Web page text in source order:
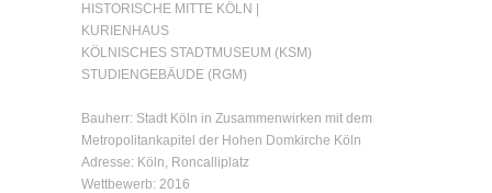
HISTORISCHE MITTE KÖLN |
KURIENHAUS
KÖLNISCHES STADTMUSEUM (KSM)
STUDIENGEBÄUDE (RGM)
Bauherr: Stadt Köln in Zusammenwirken mit dem
Metropolitankapitel der Hohen Domkirche Köln
Adresse: Köln, Roncalliplatz
Wettbewerb: 2016